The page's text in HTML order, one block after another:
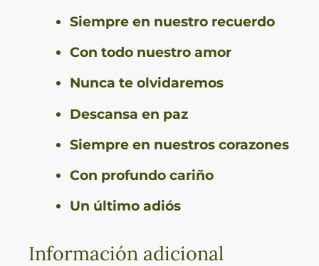
Siempre en nuestro recuerdo
Con todo nuestro amor
Nunca te olvidaremos
Descansa en paz
Siempre en nuestros corazones
Con profundo cariño
Un último adiós
Información adicional